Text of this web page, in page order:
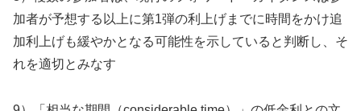
加者が予想する以上に第1弾の利上げまでに時間をかけ追
加利上げも緩やかとなる可能性を示していると判断し、そ
れを適切とみなす